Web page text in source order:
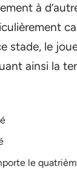
à
stade, le
ainsi la
le